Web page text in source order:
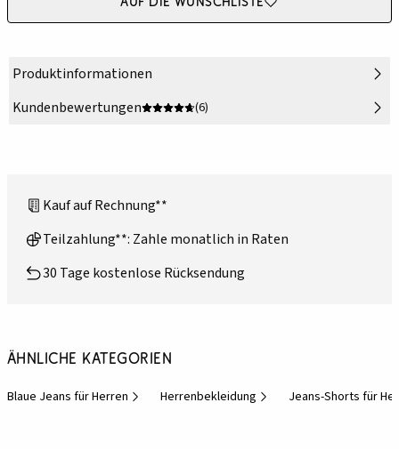
Produktinformationen
Kundenbewertungen
(6)
Kauf auf Rechnung**
Teilzahlung**: Zahle monatlich in Raten
30 Tage kostenlose Rücksendung
Ähnliche Kategorien
Blaue Jeans für Herren Herrenbekleidung Jeans-Shorts für